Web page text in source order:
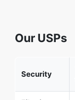
Our USPs
Security